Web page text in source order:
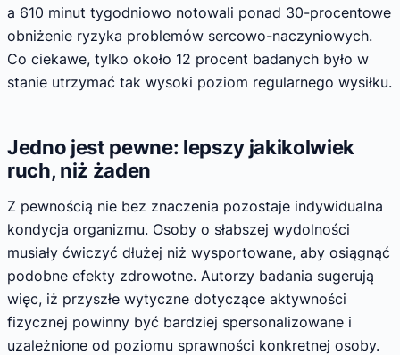
a 610 minut tygodniowo notowali ponad 30-procentowe
obniżenie ryzyka problemów sercowo-naczyniowych.
Co ciekawe, tylko około 12 procent badanych było w
stanie utrzymać tak wysoki poziom regularnego wysiłku.
Jedno jest pewne: lepszy jakikolwiek
ruch, niż żaden
Z pewnością nie bez znaczenia pozostaje indywidualna
kondycja organizmu. Osoby o słabszej wydolności
musiały ćwiczyć dłużej niż wysportowane, aby osiągnąć
podobne efekty zdrowotne. Autorzy badania sugerują
więc, iż przyszłe wytyczne dotyczące aktywności
fizycznej powinny być bardziej spersonalizowane i
uzależnione od poziomu sprawności konkretnej osoby.